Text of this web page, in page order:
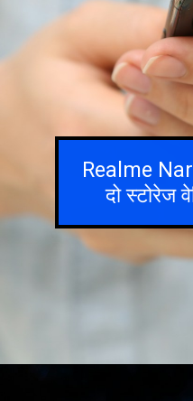
Realme
दो स्टोरेज